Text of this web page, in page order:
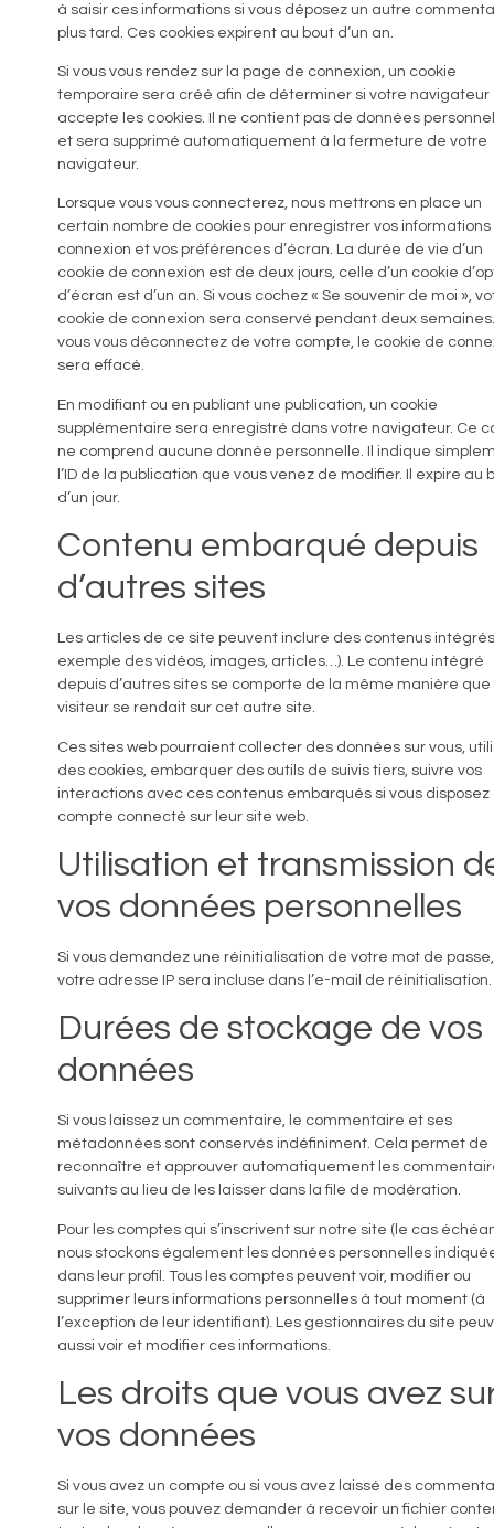
à saisir ces informations si vous déposez un autre
plus tard. Ces cookies expirent au bout d’un an.
Si vous vous rendez sur la page de connexion, un cookie
temporaire sera créé afin de déterminer si votre navigateur
accepte les cookies. Il ne contient pas de données
et sera supprimé automatiquement à la fermeture de votre
navigateur.
Lorsque vous vous connecterez, nous mettrons en place un
certain nombre de cookies pour enregistrer vos informations
connexion et vos préférences d’écran. La durée de vie d’un
cookie de connexion est de deux jours, celle d’un cookie
d’écran est d’un an. Si vous cochez « Se souvenir de moi »,
cookie de connexion sera conservé pendant deux
vous vous déconnectez de votre compte, le cookie de
sera effacé.
En modifiant ou en publiant une publication, un cookie
supplémentaire sera enregistré dans votre navigateur. Ce
ne comprend aucune donnée personnelle. Il indique
l’ID de la publication que vous venez de modifier. Il expire au
d’un jour.
Contenu embarqué depuis
d’autres sites
Les articles de ce site peuvent inclure des contenus
exemple des vidéos, images, articles…). Le contenu intégré
depuis d’autres sites se comporte de la même manière que
visiteur se rendait sur cet autre site.
Ces sites web pourraient collecter des données sur vous,
des cookies, embarquer des outils de suivis tiers, suivre vos
interactions avec ces contenus embarqués si vous disposez
compte connecté sur leur site web.
Utilisation et transmission
vos données personnelles
Si vous demandez une réinitialisation de votre mot de passe,
votre adresse IP sera incluse dans l’e-mail de réinitialisation.
Durées de stockage de vos
données
Si vous laissez un commentaire, le commentaire et ses
métadonnées sont conservés indéfiniment. Cela permet de
reconnaître et approuver automatiquement les
suivants au lieu de les laisser dans la file de modération.
Pour les comptes qui s’inscrivent sur notre site (le cas
nous stockons également les données personnelles
dans leur profil. Tous les comptes peuvent voir, modifier ou
supprimer leurs informations personnelles à tout moment (à
l’exception de leur identifiant). Les gestionnaires du site
aussi voir et modifier ces informations.
Les droits que vous avez
vos données
Si vous avez un compte ou si vous avez laissé des
sur le site, vous pouvez demander à recevoir un fichier